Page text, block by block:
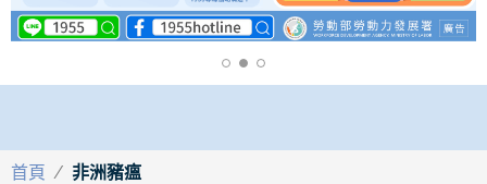
首頁 / 非洲豬瘟